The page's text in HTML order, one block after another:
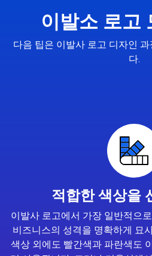
이발소 로고
다음 팁은 이발사 로고 디자인
다.
적합한 색상을
이발사 로고에서 가장 일반적으
비즈니스의 성격을 명확하게 묘
색상 외에도 빨간색과 파란색도